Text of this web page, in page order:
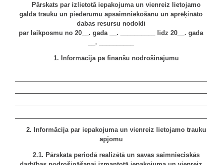
Pārskats par izlietotā iepakojuma un vienreiz lietojamo
galda trauku un piederumu apsaimniekošanu un aprēķināto
dabas resursu nodokli
par laikposmu no 20__. gada __. __________ līdz 20__. gada
__. __________
1. Informācija pa finanšu nodrošinājumu
2. Informācija par iepakojuma un vienreiz lietojamo trauku
apjomu
2.1. Pārskata periodā realizētā un savas saimnieciskās